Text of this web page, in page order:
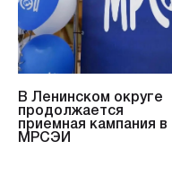
В Ленинском округе
продолжается
приемная кампания в
МРСЭИ